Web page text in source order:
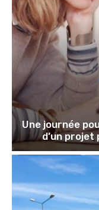
Une journée
d’un